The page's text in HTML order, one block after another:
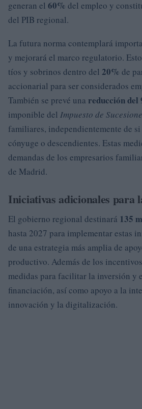
generan el 60% del empleo y
del PIB regional.
La futura norma contemplará
y mejorará el marco regulatorio.
tíos y sobrinos dentro del 20% de
accionarial para ser considerados
También se prevé una reducción del
imponible del Impuesto de
familiares, independientemente de
cónyuge o descendientes. Estas
demandas de los empresarios
de Madrid.
Iniciativas adicionales para
El gobierno regional destinará 135
hasta 2027 para implementar estas
de una estrategia más amplia de
productivo. Además de los
medidas para facilitar la inversión y
financiación, así como apoyo a la
innovación y la digitalización.